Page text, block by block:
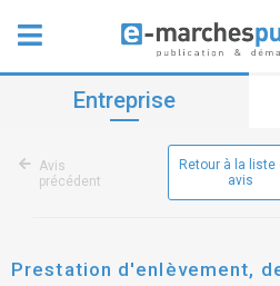
Entreprise
Avis
précédent
Retour à la liste
avis
Prestation d'enlèvement,